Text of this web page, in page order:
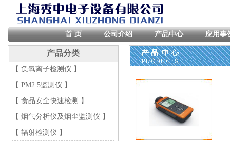
首 页 公司介绍 产品中心 应用事
产品分类
【 负氧离子检测仪 】
【 PM2.5监测仪 】
【 食品安全快速检测 】
【 烟气分析仪及烟尘监测仪 】
【 辐射检测仪 】